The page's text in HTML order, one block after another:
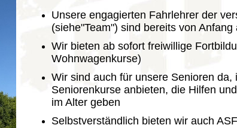
Unsere engagierten Fahrlehrer der
(siehe"Team") sind bereits von Anfang
Wir bieten ab sofort freiwillige
Wohnwagenkurse)
Wir sind auch für unsere Senioren da,
Seniorenkurse anbieten, die Hilfen
im Alter geben
Selbstverständlich bieten wir auch